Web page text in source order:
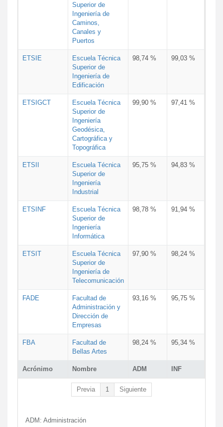
Acrónimo Nombre ADM INF
Superior de
Ingeniería de
Caminos,
Canales y
Puertos
ETSIE
Escuela Técnica
Superior de
Ingeniería de
Edificación
98,74 % 99,03 %
ETSIGCT
Escuela Técnica
Superior de
Ingeniería
Geodésica,
Cartográfica y
Topográfica
99,90 % 97,41 %
ETSII
Escuela Técnica
Superior de
Ingeniería
Industrial
95,75 % 94,83 %
ETSINF
Escuela Técnica
Superior de
Ingeniería
Informática
98,78 % 91,94 %
ETSIT
Escuela Técnica
Superior de
Ingeniería de
Telecomunicación
97,90 % 98,24 %
FADE
Facultad de
Administración y
Dirección de
Empresas
93,16 % 95,75 %
FBA
Facultad de
Bellas Artes
98,24 % 95,34 %
Previa 1 Siguiente
ADM: Administración